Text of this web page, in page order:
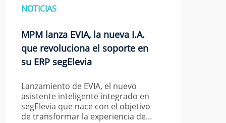
NOTICIAS
MPM lanza EVIA, la nueva I.A.
que revoluciona el soporte en
su ERP segElevia
Lanzamiento de EVIA, el nuevo
asistente inteligente integrado en
segElevia que nace con el objetivo
de transformar la experiencia de…